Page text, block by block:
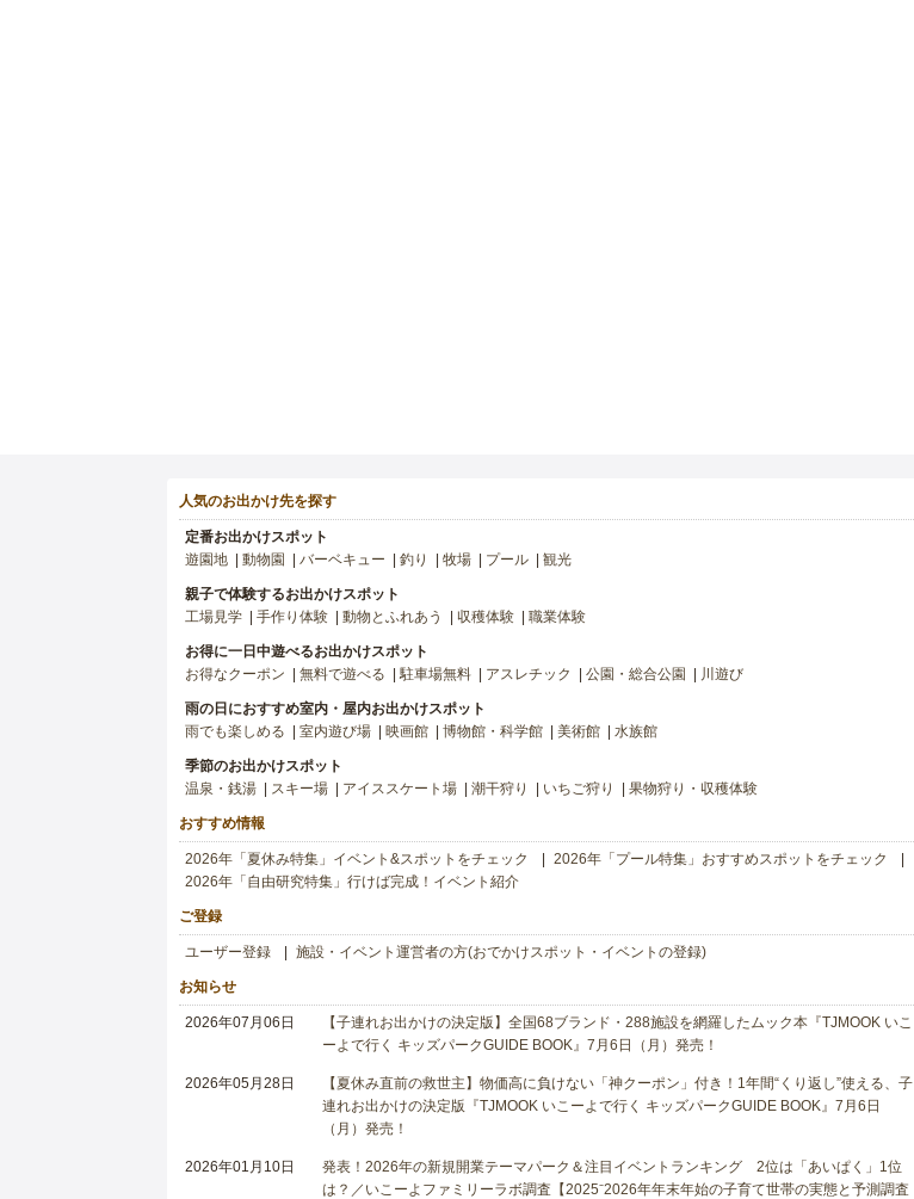
人気のお出かけ先を探す
定番お出かけスポット
遊園地
動物園 バーベキュー 釣り 牧場 プール 観光
親子で体験するお出かけスポット
工場見学
手作り体験 動物とふれあう 収穫体験 職業体験
お得に一日中遊べるお出かけスポット
お得なクーポン
無料で遊べる 駐車場無料 アスレチック 公園・総合公園 川遊び
雨の日におすすめ室内・屋内お出かけスポット
雨でも楽しめる
室内遊び場 映画館 博物館・科学館 美術館 水族館
季節のお出かけスポット
温泉・銭湯
スキー場 アイススケート場 潮干狩り いちご狩り 果物狩り・収穫体験
おすすめ情報
2026年「夏休み特集」イベント&スポットをチェック
2026年「プール特集」おすすめスポットをチェック
2026年「自由研究特集」行けば完成！イベント紹介
ご登録
ユーザー登録 施設・イベント運営者の方(おでかけスポット・イベントの登録)
お知らせ
2026年07月06日
【子連れお出かけの決定版】全国68ブランド・288施設を網羅したムック本『TJMOOK いこ
ーよで行く キッズパークGUIDE BOOK』7月6日（月）発売！
2026年05月28日
【夏休み直前の救世主】物価高に負けない「神クーポン」付き！1年間“くり返し”使える、子
連れお出かけの決定版『TJMOOK いこーよで行く キッズパークGUIDE BOOK』7月6日
（月）発売！
2026年01月10日
発表！2026年の新規開業テーマパーク＆注目イベントランキング 2位は「あいぱく」1位
は？／いこーよファミリーラボ調査【2025⁻2026年年末年始の子育て世帯の実態と予測調査